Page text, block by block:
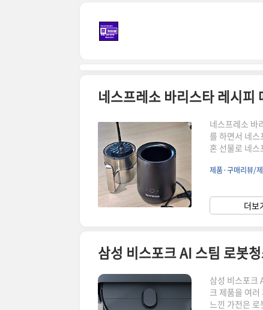
네스프레소 바
를 하면서 네
혼 선물로 네
우고 거품을 만
과 연동하면 음
르는 사람도
제품·구매리뷰/
더보
삼성 비스포크 AI 스팀 로봇
삼성 비스포크
크 제품을 여러
느낀 가전은